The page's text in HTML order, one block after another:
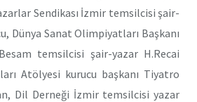
Sendikası İzmir temsilcisi şair-
Dünya Sanat Olimpiyatları Başkanı
temsilcisi şair-yazar H.Recai
Atölyesi kurucu başkanı Tiyatro
Dil Derneği İzmir temsilcisi yazar